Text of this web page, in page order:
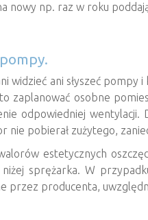
nowy np. raz w roku
widzieć ani słyszeć
zaplanować osobne
odpowiedniej
nie pobierał zużytego,
estetycznych
sprężarka. W
przez producenta,